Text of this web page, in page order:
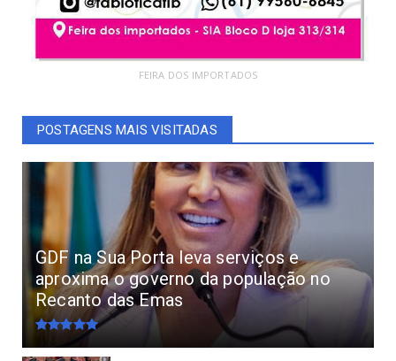
FEIRA DOS IMPORTADOS
POSTAGENS MAIS VISITADAS
GDF na Sua Porta leva serviços e
aproxima o governo da população no
Recanto das Emas